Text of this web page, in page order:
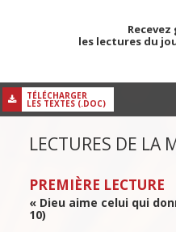
les lectures du
TÉLÉCHARGER
LES TEXTES (.DOC)
LECTURES DE LA
PREMIÈRE LECTURE
« Dieu aime celui qui
10)